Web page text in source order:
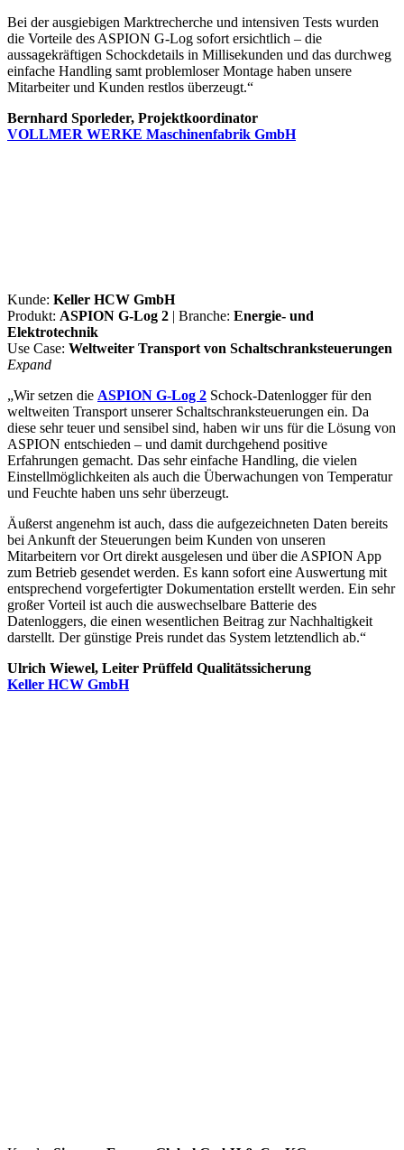
Bei der ausgiebigen Marktrecherche und intensiven Tests wurden
die Vorteile des ASPION G-Log sofort ersichtlich – die
aussagekräftigen Schockdetails in Millisekunden und das durchweg
einfache Handling samt problemloser Montage haben unsere
Mitarbeiter und Kunden restlos überzeugt.“
Bernhard Sporleder, Projektkoordinator
VOLLMER WERKE Maschinenfabrik GmbH
Kunde: Keller HCW GmbH
Produkt: ASPION G-Log 2 | Branche: Energie- und
Elektrotechnik
Use Case: Weltweiter Transport von Schaltschranksteuerungen
Expand
„Wir setzen die ASPION G-Log 2 Schock-Datenlogger für den
weltweiten Transport unserer Schaltschranksteuerungen ein. Da
diese sehr teuer und sensibel sind, haben wir uns für die Lösung von
ASPION entschieden – und damit durchgehend positive
Erfahrungen gemacht. Das sehr einfache Handling, die vielen
Einstellmöglichkeiten als auch die Überwachungen von Temperatur
und Feuchte haben uns sehr überzeugt.
Äußerst angenehm ist auch, dass die aufgezeichneten Daten bereits
bei Ankunft der Steuerungen beim Kunden von unseren
Mitarbeitern vor Ort direkt ausgelesen und über die ASPION App
zum Betrieb gesendet werden. Es kann sofort eine Auswertung mit
entsprechend vorgefertigter Dokumentation erstellt werden. Ein sehr
großer Vorteil ist auch die auswechselbare Batterie des
Datenloggers, die einen wesentlichen Beitrag zur Nachhaltigkeit
darstellt. Der günstige Preis rundet das System letztendlich ab.“
Ulrich Wiewel, Leiter Prüffeld Qualitätssicherung
Keller HCW GmbH